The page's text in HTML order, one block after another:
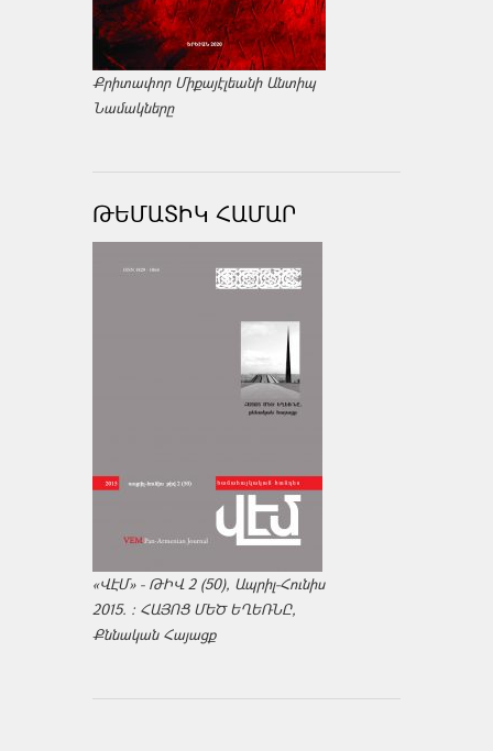
Քրիտափոր Միքայէլեանի Անտիպ
Նամակները
ԹԵՄԱՏԻԿ ՀԱՄԱՐ
«ՎԷՄ» - ԹԻՎ 2 (50), Ապրիլ-Հունիս
2015. : ՀԱՅՈՑ ՄԵԾ ԵՂԵՌՆԸ,
Քննական Հայացք